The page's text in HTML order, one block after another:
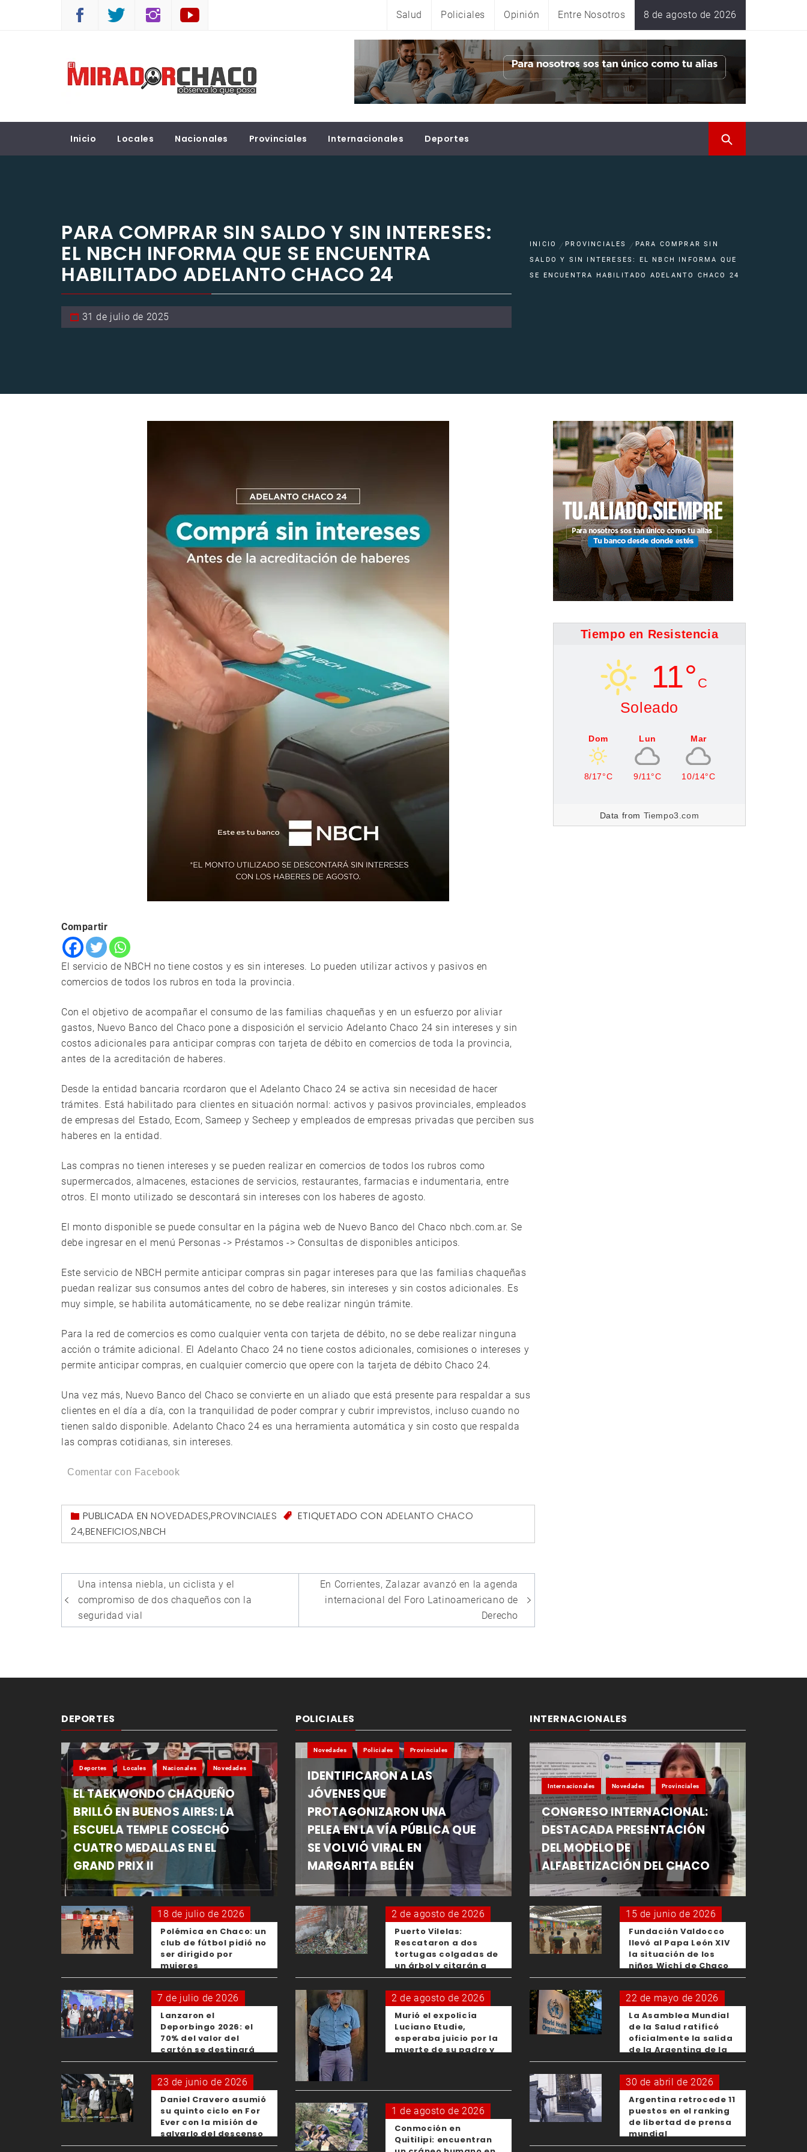
Salud Policiales Opinión Entre Nosotros 8 de agosto de 2026
EL MIRADOR CHACO
Inicio Locales Nacionales Provinciales Internacionales Deportes
PARA COMPRAR SIN SALDO Y SIN INTERESES:
EL NBCH INFORMA QUE SE ENCUENTRA
HABILITADO ADELANTO CHACO 24
31 de julio de 2025
INICIO PROVINCIALES
PARA COMPRAR SIN
SALDO Y SIN INTERESES: EL NBCH INFORMA QUE
SE ENCUENTRA HABILITADO ADELANTO CHACO 24
Compartir
El servicio de NBCH no tiene costos y es sin intereses. Lo pueden utilizar activos y pasivos en
comercios de todos los rubros en toda la provincia.
Con el objetivo de acompañar el consumo de las familias chaqueñas y en un esfuerzo por aliviar
gastos, Nuevo Banco del Chaco pone a disposición el servicio Adelanto Chaco 24 sin intereses y sin
costos adicionales para anticipar compras con tarjeta de débito en comercios de toda la provincia,
antes de la acreditación de haberes.
Desde la entidad bancaria rcordaron que el Adelanto Chaco 24 se activa sin necesidad de hacer
trámites. Está habilitado para clientes en situación normal: activos y pasivos provinciales, empleados
de empresas del Estado, Ecom, Sameep y Secheep y empleados de empresas privadas que perciben sus
haberes en la entidad.
Las compras no tienen intereses y se pueden realizar en comercios de todos los rubros como
supermercados, almacenes, estaciones de servicios, restaurantes, farmacias e indumentaria, entre
otros. El monto utilizado se descontará sin intereses con los haberes de agosto.
El monto disponible se puede consultar en la página web de Nuevo Banco del Chaco nbch.com.ar. Se
debe ingresar en el menú Personas -> Préstamos -> Consultas de disponibles anticipos.
Este servicio de NBCH permite anticipar compras sin pagar intereses para que las familias chaqueñas
puedan realizar sus consumos antes del cobro de haberes, sin intereses y sin costos adicionales. Es
muy simple, se habilita automáticamente, no se debe realizar ningún trámite.
Para la red de comercios es como cualquier venta con tarjeta de débito, no se debe realizar ninguna
acción o trámite adicional. El Adelanto Chaco 24 no tiene costos adicionales, comisiones o intereses y
permite anticipar compras, en cualquier comercio que opere con la tarjeta de débito Chaco 24.
Una vez más, Nuevo Banco del Chaco se convierte en un aliado que está presente para respaldar a sus
clientes en el día a día, con la tranquilidad de poder comprar y cubrir imprevistos, incluso cuando no
tienen saldo disponible. Adelanto Chaco 24 es una herramienta automática y sin costo que respalda
las compras cotidianas, sin intereses.
Comentar con Facebook
PUBLICADA ENNOVEDADES,PROVINCIALES ETIQUETADO CON ADELANTO CHACO
24,BENEFICIOS,NBCH
Navegación
de
entradas
Una intensa niebla, un ciclista y el
compromiso de dos chaqueños con la
seguridad vial
En Corrientes, Zalazar avanzó en la agenda
internacional del Foro Latinoamericano de
Derecho
Tiempo en Resistencia
11° C
Soleado
Dom
8/17°C
Lun
9/11°C
Mar
10/14°C
Data from Tiempo3.com
DEPORTES
Deportes Locales Nacionales Novedades
EL TAEKWONDO CHAQUEÑO
BRILLÓ EN BUENOS AIRES: LA
ESCUELA TEMPLE COSECHÓ
CUATRO MEDALLAS EN EL
GRAND PRIX II
18 de julio de 2026
Polémica en Chaco: un
club de fútbol pidió no
ser dirigido por
mujeres
7 de julio de 2026
Lanzaron el
Deporbingo 2026: el
70% del valor del
cartón se destinará
para los clubes
23 de junio de 2026
Daniel Cravero asumió
su quinto ciclo en For
Ever con la misión de
salvarlo del descenso
POLICIALES
Novedades Policiales Provinciales
IDENTIFICARON A LAS
JÓVENES QUE
PROTAGONIZARON UNA
PELEA EN LA VÍA PÚBLICA QUE
SE VOLVIÓ VIRAL EN
MARGARITA BELÉN
2 de agosto de 2026
Puerto Vilelas:
Rescataron a dos
tortugas colgadas de
un árbol y citarán a
los padres de los
menores responsables
2 de agosto de 2026
Murió el expolicía
Luciano Etudie,
esperaba juicio por la
muerte de su padre y
1 de agosto de 2026
Conmoción en
Quitilipi: encuentran
INTERNACIONALES
Internacionales Novedades Provinciales
CONGRESO INTERNACIONAL:
DESTACADA PRESENTACIÓN
DEL MODELO DE
ALFABETIZACIÓN DEL CHACO
15 de junio de 2026
Fundación Valdocco
llevó al Papa León XIV
la situación de los
niños Wichí de Chaco
22 de mayo de 2026
La Asamblea Mundial
de la Salud ratificó
oficialmente la salida
de la Argentina de la
OMS
30 de abril de 2026
Argentina retrocede 11
puestos en el ranking
de libertad de prensa
mundial